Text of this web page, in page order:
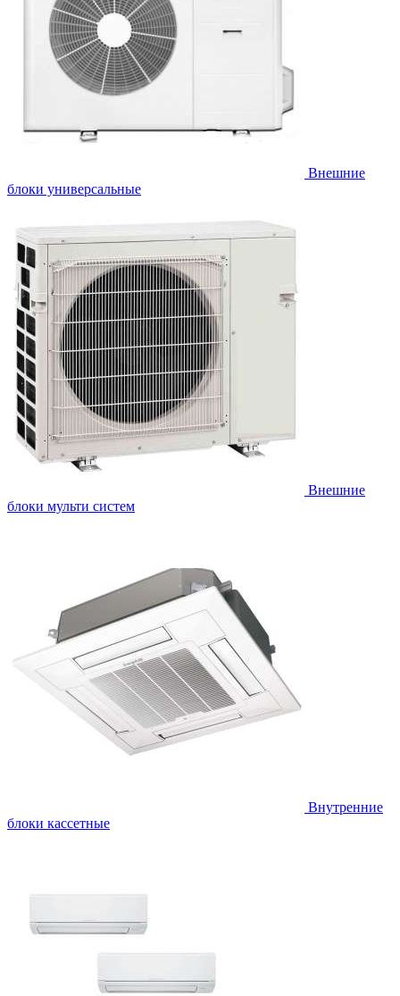
Внешние
блоки универсальные
Внешние
блоки мульти систем
Внутренние
блоки кассетные